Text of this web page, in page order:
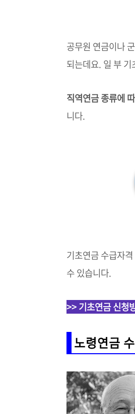
공무원 연금이나
되는데요. 일 부
직역연금 종류에
니다.
기초연금 수급자
수 있습니다.
>> 기초연금 신청
노령연금